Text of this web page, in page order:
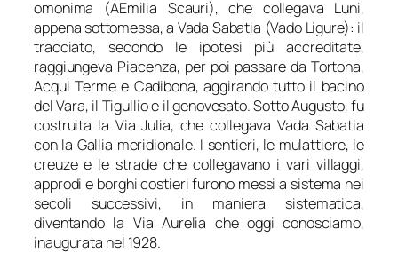
omonima (AEmilia Scauri), che collegava Luni,
appena sottomessa, a Vada Sabatia (Vado Ligure): il
tracciato, secondo le ipotesi più accreditate,
raggiungeva Piacenza, per poi passare da Tortona,
Acqui Terme e Cadibona, aggirando tutto il bacino
del Vara, il Tigullio e il genovesato. Sotto Augusto, fu
costruita la Via Julia, che collegava Vada Sabatia
con la Gallia meridionale. I sentieri, le mulattiere, le
creuze e le strade che collegavano i vari villaggi,
approdi e borghi costieri furono messi a sistema nei
secoli successivi, in maniera sistematica,
diventando la Via Aurelia che oggi conosciamo,
inaugurata nel 1928.